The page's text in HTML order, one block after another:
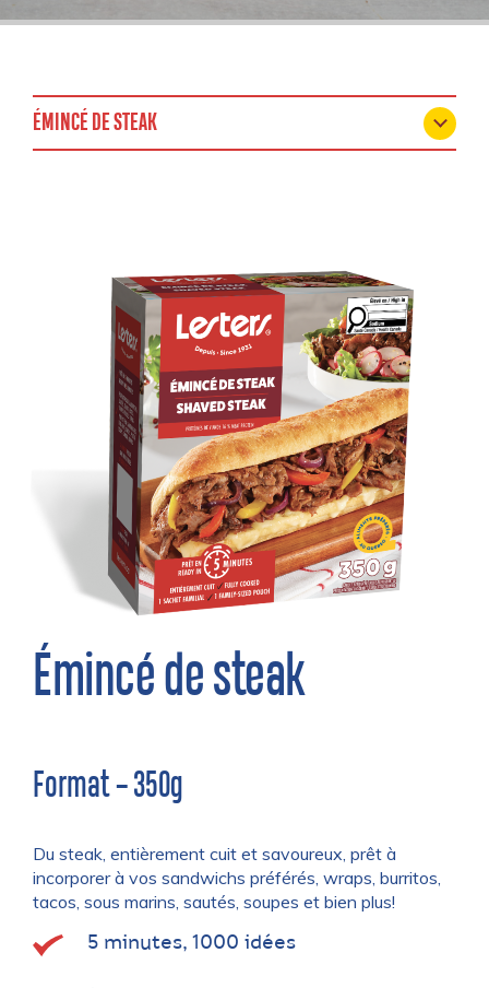
ÉMINCÉ DE STEAK
Émincé de steak
Format – 350g
Du steak, entièrement cuit et savoureux, prêt à
incorporer à vos sandwichs préférés, wraps, burritos,
tacos, sous marins, sautés, soupes et bien plus!
5 minutes, 1000 idées